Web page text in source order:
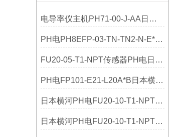
电导率仪主机PH71-00-J-AA日本横河YOKOGAWA技术参数
PH电PH8EFP-03-TN-TN2-N-E*A日本横河原装参数
FU20-05-T1-NPT传感器PH电日本横河YOKOGAWA参数
PH电FP101-E21-L20A*B日本横河YOKOGAWA参数
日本横河PH电FU20-10-T1-NPT其他文章
日本横河PH电FU20-10-T1-NPT行业标准